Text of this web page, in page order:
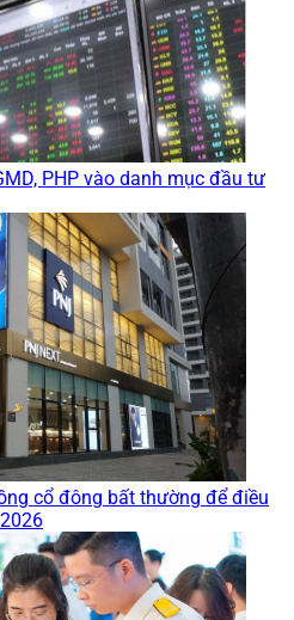
PHP vào danh mục đầu tư
cổ đông bất thường để điều